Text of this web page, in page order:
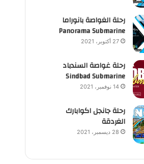
رحلة الغواصة بانوراما
Panorama Submarine
27 أكتوبر، 2021
رحلة غواصة السندباد
Sindbad Submarine
14 نوفمبر، 2021
رحلة جانجل اكوابارك
الغردقة
28 ديسمبر، 2021